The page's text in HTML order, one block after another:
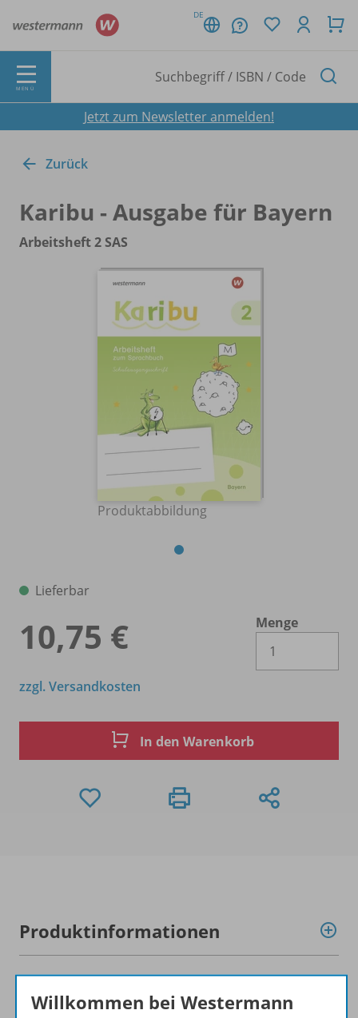
DE
MENÜ
Jetzt zum Newsletter anmelden!
Zurück
Karibu - Ausgabe für Bayern
Arbeitsheft 2 SAS
Produktabbildung
Lieferbar
10,75 €
Menge
zzgl. Versandkosten
In den Warenkorb
Produktinformationen
Beschreibung
Willkommen bei Westermann